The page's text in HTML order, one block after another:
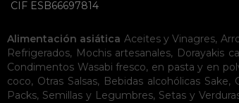
CIF ESB66697814
Alimentación asiática Aceites y Vinagres,
Refrigerados, Mochis artesanales, Dorayakis
Condimentos Wasabi fresco, en pasta y en
coco, Otras Salsas, Bebidas alcohólicas Sake,
Packs, Semillas y Legumbres, Setas y